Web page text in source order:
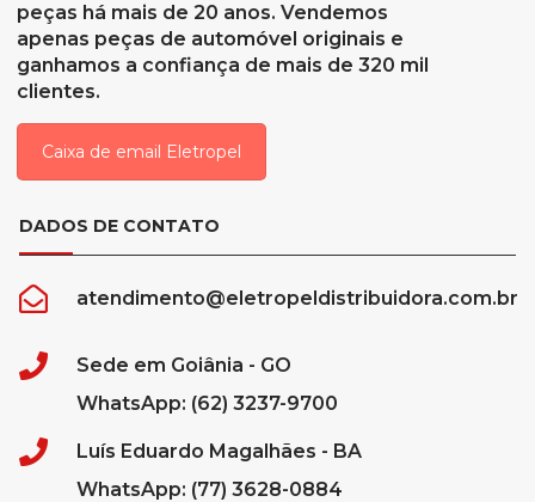
peças há mais de 20 anos. Vendemos
apenas peças de automóvel originais e
ganhamos a confiança de mais de 320 mil
clientes.
Caixa de email Eletropel
DADOS DE CONTATO
atendimento@eletropeldistribuidora.com.br
Sede em Goiânia - GO
WhatsApp: (62) 3237-9700
Luís Eduardo Magalhães - BA
WhatsApp: (77) 3628-0884